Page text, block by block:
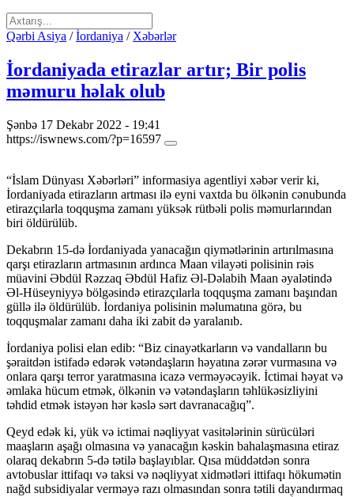
Qərbi Asiya /İordaniya / Xəbərlər
İordaniyada etirazlar artır; Bir polis
məmuru həlak olub
Şənbə 17 Dekabr 2022 - 19:41
https://iswnews.com/?p=16597
“İslam Dünyası Xəbərləri” informasiya agentliyi xəbər verir ki,
İordaniyada etirazların artması ilə eyni vaxtda bu ölkənin cənubunda
etirazçılarla toqquşma zamanı yüksək rütbəli polis məmurlarından
biri öldürülüb.
Dekabrın 15-də İordaniyada yanacağın qiymətlərinin artırılmasına
qarşı etirazların artmasının ardınca Maan vilayəti polisinin rəis
müavini Əbdül Rəzzaq Əbdül Hafiz Əl-Dəlabih Maan əyalətində
Əl-Hüseyniyyə bölgəsində etirazçılarla toqquşma zamanı başından
güllə ilə öldürülüb. İordaniya polisinin məlumatına görə, bu
toqquşmalar zamanı daha iki zabit də yaralanıb.
İordaniya polisi elan edib: “Biz cinayətkarların və vandalların bu
şəraitdən istifadə edərək vətəndaşların həyatına zərər vurmasına və
onlara qarşı terror yaratmasına icazə verməyəcəyik. İctimai həyat və
əmlaka hücum etmək, ölkənin və vətəndaşların təhlükəsizliyini
təhdid etmək istəyən hər kəslə sərt davranacağıq”.
Qeyd edək ki, yük və ictimai nəqliyyat vasitələrinin sürücüləri
maaşların aşağı olmasına və yanacağın kəskin bahalaşmasına etiraz
olaraq dekabrın 5-də tətilə başlayıblar. Qısa müddətdən sonra
avtobuslar ittifaqı və taksi və nəqliyyat xidmətləri ittifaqı hökumətin
nağd subsidiyalar verməyə razı olmasından sonra tətili dayandırmaq